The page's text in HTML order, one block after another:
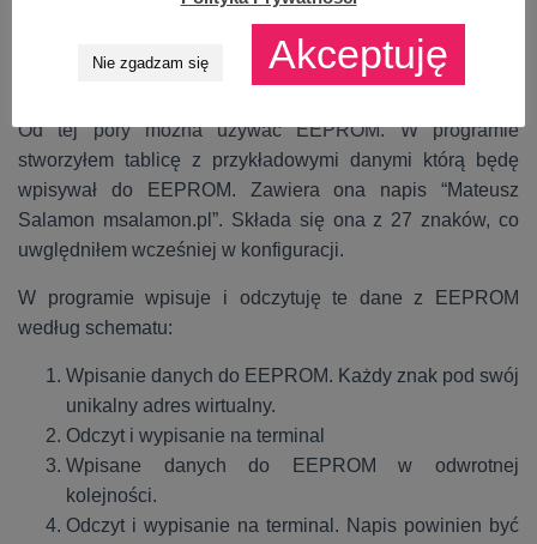
Od tej pory można używać EEPROM. W programie
stworzyłem tablicę z przykładowymi danymi którą będę
wpisywał do EEPROM. Zawiera ona napis “Mateusz
Salamon msalamon.pl”. Składa się ona z 27 znaków, co
uwględniłem wcześniej w konfiguracji.
W programie wpisuje i odczytuję te dane z EEPROM
według schematu:
Wpisanie danych do EEPROM. Każdy znak pod swój
unikalny adres wirtualny.
Odczyt i wypisanie na terminal
Wpisane danych do EEPROM w odwrotnej
kolejności.
Odczyt i wypisanie na terminal. Napis powinien być
Nie zgadzam się Akceptuję